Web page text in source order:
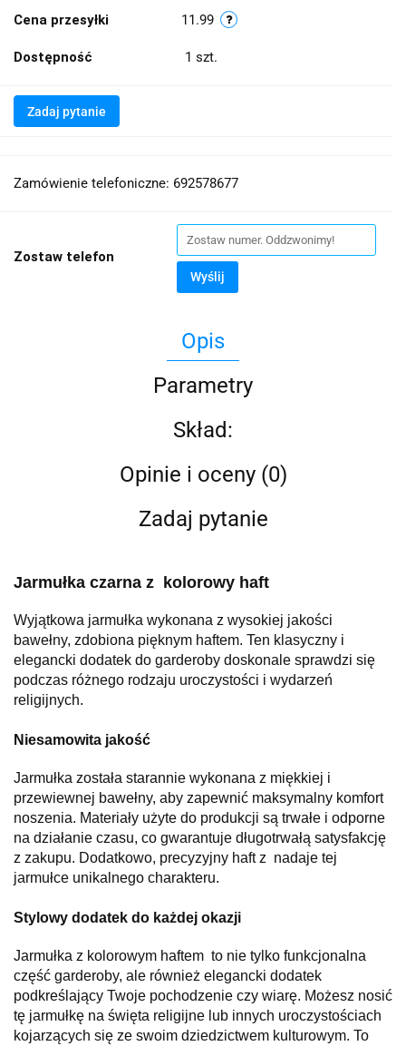
Cena przesyłki 11.99
Dostępność 1 szt.
Zadaj pytanie
Zamówienie telefoniczne: 692578677
Zostaw telefon
Wyślij
Opis
Parametry
Skład:
Opinie i oceny (0)
Zadaj pytanie
Jarmułka czarna z kolorowy haft
Wyjątkowa jarmułka wykonana z wysokiej jakości
bawełny, zdobiona pięknym haftem. Ten klasyczny i
elegancki dodatek do garderoby doskonale sprawdzi się
podczas różnego rodzaju uroczystości i wydarzeń
religijnych.
Niesamowita jakość
Jarmułka została starannie wykonana z miękkiej i
przewiewnej bawełny, aby zapewnić maksymalny komfort
noszenia. Materiały użyte do produkcji są trwałe i odporne
na działanie czasu, co gwarantuje długotrwałą satysfakcję
z zakupu. Dodatkowo, precyzyjny haft z nadaje tej
jarmułce unikalnego charakteru.
Stylowy dodatek do każdej okazji
Jarmułka z kolorowym haftem to nie tylko funkcjonalna
część garderoby, ale również elegancki dodatek
podkreślający Twoje pochodzenie czy wiarę. Możesz nosić
tę jarmułkę na święta religijne lub innych uroczystościach
kojarzących się ze swoim dziedzictwem kulturowym. To